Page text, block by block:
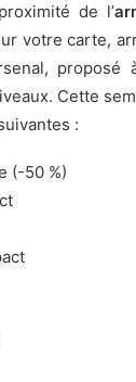
de l’
votre carte,
proposé
Cette
:
(-50 %)